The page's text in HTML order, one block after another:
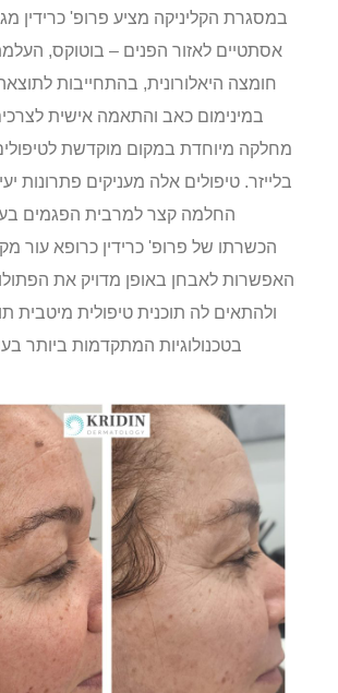
במסגרת הקליניקה מציע פרופ' כרידין
אסתטיים לאזור הפנים – בוטוקס,
חומצה היאלורונית, בהתחייבות
במינימום כאב והתאמה אישית
מחלקה מיוחדת במקום מוקדשת
בלייזר. טיפולים אלה מעניקים פתרונות
החלמה קצר למרבית הפגמים
הכשרתו של פרופ' כרידין כרופא עור
האפשרות לאבחן באופן מדויק את
ולהתאים לה תוכנית טיפולית מיטבית
בטכנולוגיות המתקדמות ביותר